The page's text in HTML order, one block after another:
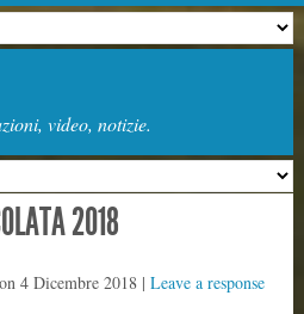
video, notizie.
2018
4 Dicembre 2018| Leave a response